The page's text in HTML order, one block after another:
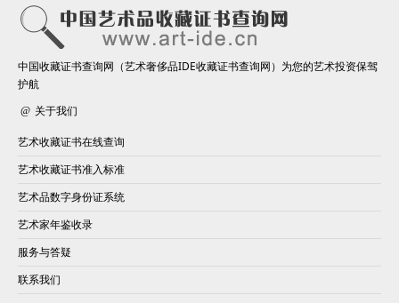
中国收藏证书查询网（艺术奢侈品IDE收藏证书查询网）为您的艺术投资保驾
护航
关于我们
艺术收藏证书在线查询
艺术收藏证书准入标准
艺术品数字身份证系统
艺术家年鉴收录
服务与答疑
联系我们